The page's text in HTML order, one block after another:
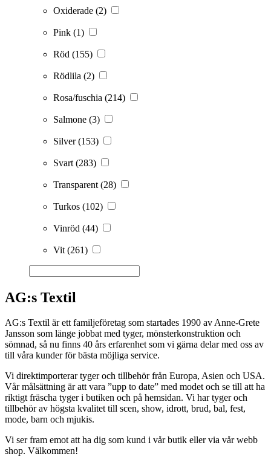
Oxiderade (2)
Pink (1)
Röd (155)
Rödlila (2)
Rosa/fuschia (214)
Salmone (3)
Silver(153)
Svart (283)
Transparent (28)
Turkos (102)
Vinröd (44)
Vit (261)
AG:s Textil
AG:s Textil är ett familjeföretag som startades 1990 av Anne-Grete
Jansson som länge jobbat med tyger, mönsterkonstruktion och
sömnad, så nu finns 40 års erfarenhet som vi gärna delar med oss av
till våra kunder för bästa möjliga service.
Vi direktimporterar tyger och tillbehör från Europa, Asien och USA.
Vår målsättning är att vara ”upp to date” med modet och se till att ha
riktigt fräscha tyger i butiken och på hemsidan. Vi har tyger och
tillbehör av högsta kvalitet till scen, show, idrott, brud, bal, fest,
mode, barn och mjukis.
Vi ser fram emot att ha dig som kund i vår butik eller via vår webb
shop. Välkommen!